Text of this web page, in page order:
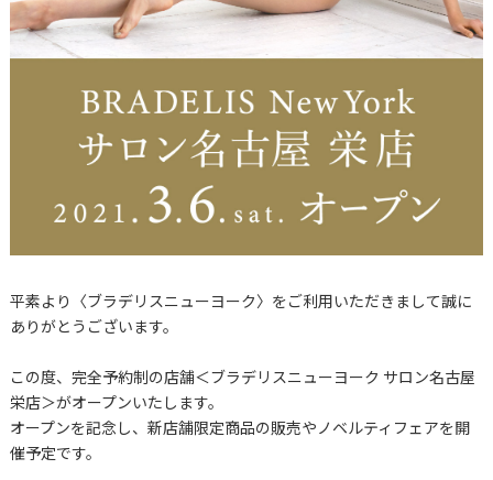
平素より〈ブラデリスニューヨーク〉をご利用いただきまして誠に
ありがとうございます。
この度、完全予約制の店舗＜ブラデリスニューヨーク サロン名古屋
栄店＞がオープンいたします。
オープンを記念し、新店舗限定商品の販売やノベルティフェアを開
催予定です。